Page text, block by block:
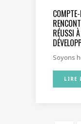
RÉUSSI
Soyons
LIRE